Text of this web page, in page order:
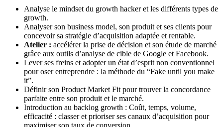
Analyse le mindset du growth hacker et les différents types de
growth.
Analyser son business model, son produit et ses clients pour
concevoir sa stratégie d’acquisition adaptée et rentable.
Atelier : accélérer la prise de décision et son étude de marché
grâce aux outils d’analyse de cible de Google et Facebook.
Lever ses freins et adopter un état d’esprit non conventionnel
pour oser entreprendre : la méthode du “Fake until you make
it”.
Définir son Product Market Fit pour trouver la concordance
parfaite entre son produit et le marché.
Introduction au backlog growth : Coût, temps, volume,
efficacité : classer et prioriser ses canaux d’acquisition pour